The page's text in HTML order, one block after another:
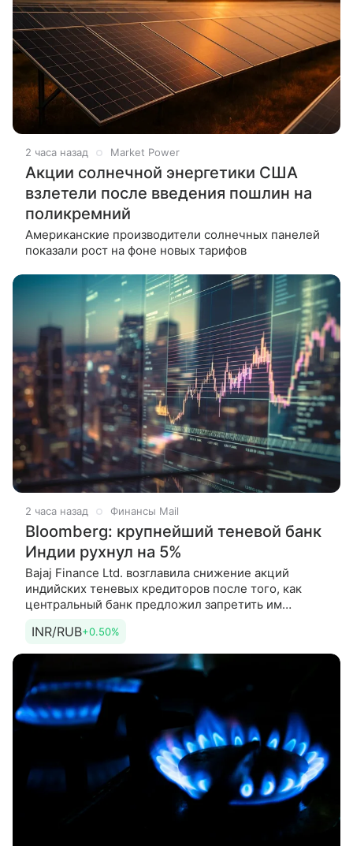
2 часа назад Market Power
Акции солнечной энергетики США
взлетели после введения пошлин на
поликремний
Американские производители солнечных панелей
показали рост на фоне новых тарифов
2 часа назад Финансы Mail
Bloomberg: крупнейший теневой банк
Индии рухнул на 5%
Bajaj Finance Ltd. возглавила снижение акций
индийских теневых кредиторов после того, как
центральный банк предложил запретить им
Об этом пишет агентство
INR/RUB+0.50%